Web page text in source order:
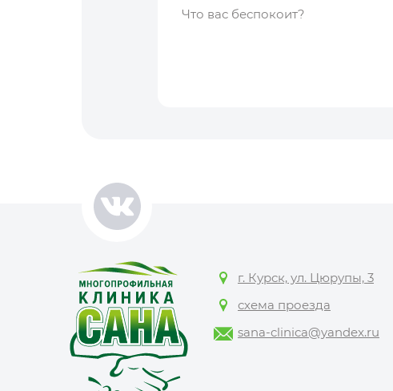
г. Курск, ул. Цюрупы, 3
схема проезда
sana-clinica@yandex.ru